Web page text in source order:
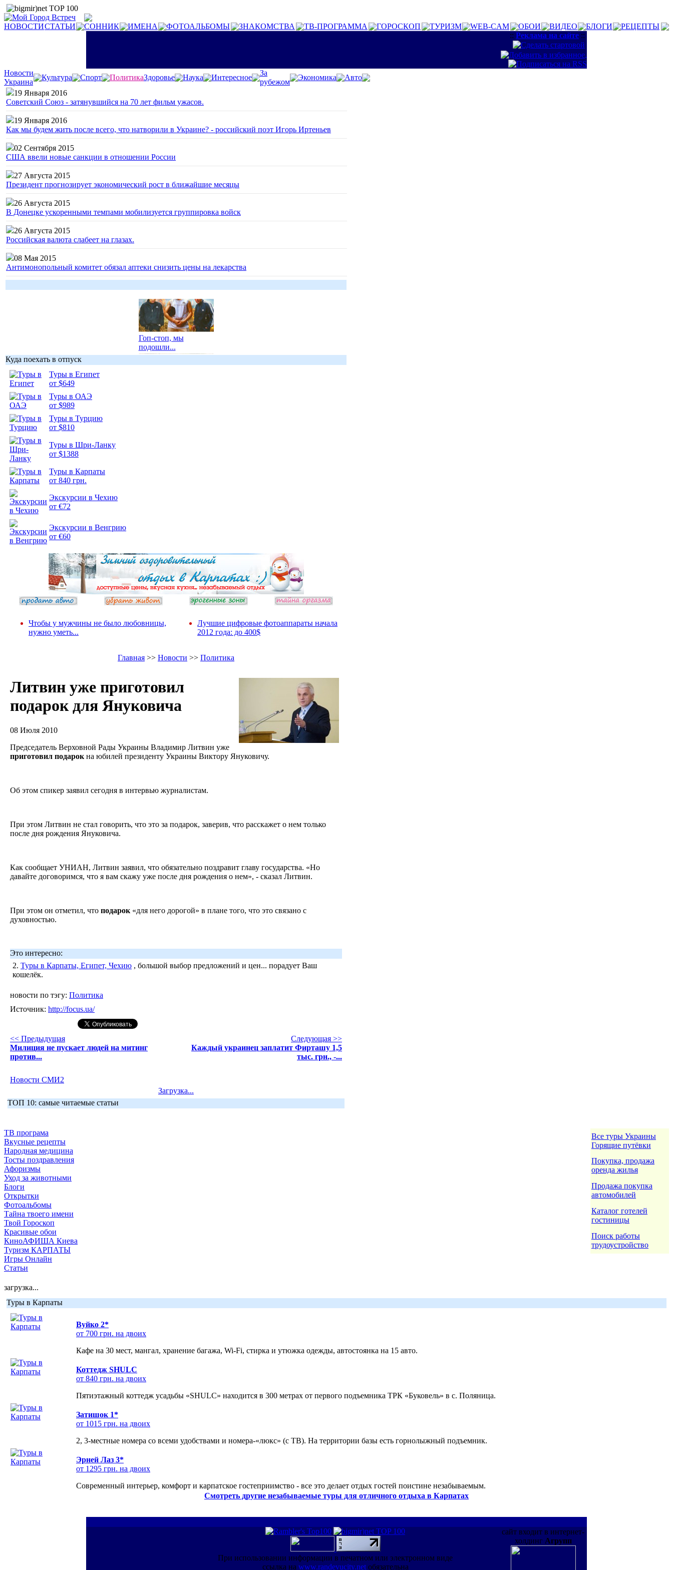
НОВОСТИСТАТЬИ СОННИК ИМЕНА ФОТОАЛЬБОМЫ ЗНАКОМСТВА ТВ-ПРОГРАММА ГОРОСКОП ТУРИЗМ WEB-CAM ОБОИ ВИДЕО БЛОГИ
РЕЦЕПТЫ
:: Реклама на сайте ::
Новости
Украина
Культура Спорт ПолитикаЗдоровье Наука Интересное
За
рубежом
Экономика
Авто
19 Января 2016
Советский Союз - затянувшийся на 70 лет фильм ужасов.
19 Января 2016
Как мы будем жить после всего, что натворили в Украине? - российский поэт Игорь Иртеньев
02 Сентября 2015
США ввели новые санкции в отношении России
27 Августа 2015
Президент прогнозирует экономический рост в ближайшие месяцы
26 Августа 2015
В Донецке ускоренными темпами мобилизуется группировка войск
26 Августа 2015
Российская валюта слабеет на глазах.
08 Мая 2015
Антимонопольный комитет обязал аптеки снизить цены на лекарства
Гоп-стоп, мы
подошли...
Куда поехать в отпуск
Туры в Египет
от $649
Туры в ОАЭ
от $989
Туры в Турцию
от $810
Туры в Шри-Ланку
от $1388
Туры в Карпаты
от 840 грн.
Экскурсии в Чехию
от €72
Экскурсии в Венгрию
от €60
Чтобы у мужчины не было любовницы,
нужно уметь...
Лучшие цифровые фотоаппараты начала
2012 года: до 400$
Главная >> Новости >> Политика
Литвин уже приготовил
подарок для Януковича
08 Июля 2010
Председатель Верховной Рады Украины Владимир Литвин уже
приготовил подарок на юбилей президенту Украины Виктору Януковичу.
Об этом спикер заявил сегодня в интервью журналистам.
При этом Литвин не стал говорить, что это за подарок, заверив, что расскажет о нем только
после дня рождения Януковича.
Как сообщает УНИАН, Литвин заявил, что обязательно поздравит главу государства. «Но
давайте договоримся, что я вам скажу уже после дня рождения о нем», - сказал Литвин.
При этом он отметил, что подарок «для него дорогой» в плане того, что это связано с
духовностью.
Это интересно:
2. Туры в Карпаты, Египет, Чехию , большой выбор предложений и цен... порадует Ваш
кошелёк.
новости по тэгу: Политика
Источник: http://focus.ua/
<< Предыдущая
Милиция не пускает людей на митинг
против...
Следующая >>
Каждый украинец заплатит Фирташу 1,5
тыс. грн., -...
Новости СМИ2
Загрузка...
ТОП 10: самые читаемые статьи
ТВ програма
Вкусные рецепты
Народная медицина
Тосты поздравления
Афоризмы
Уход за животными
Блоги
Открытки
Фотоальбомы
Тайна твоего имени
Твой Гороскоп
Красивые обои
КиноАФИША Киева
Туризм КАРПАТЫ
Игры Онлайн
Статьи
Все туры Украины
Горящие путёвки
Покупка, продажа
оренда жилья
Продажа покупка
автомобилей
Каталог готелей
гостиницы
Поиск работы
трудоустройство
загрузка...
Туры в Карпаты
Вуйко 2*
от 700 грн. на двоих
Кафе на 30 мест, мангал, хранение багажа, Wi-Fi, стирка и утюжка одежды, автостоянка на 15 авто.
Коттедж SHULC
от 840 грн. на двоих
Пятиэтажный коттедж усадьбы «SHULC» находится в 300 метрах от первого подъемника ТРК «Буковель» в с. Поляница.
Затишок 1*
от 1015 грн. на двоих
2, 3-местные номера со всеми удобствами и номера-«люкс» (с ТВ). На территории базы есть горнолыжный подъемник.
Эрней Лаз 3*
от 1295 грн. на двоих
Современный интерьер, комфорт и карпатское гостеприимство - все это делает отдых гостей поистине незабываемым.
Смотреть другие незабываемые туры для отличного отдыха в Карпатах
При использовании информации в печатном или электронном виде
ссылка на www.randevucity.netобязательна
сайт входит в интернет-
холдинг Агрупп